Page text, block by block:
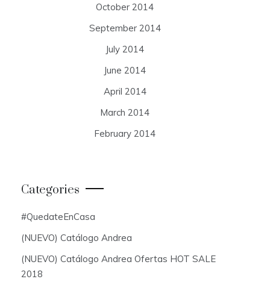
October 2014
September 2014
July 2014
June 2014
April 2014
March 2014
February 2014
Categories
#QuedateEnCasa
(NUEVO) Catálogo Andrea
(NUEVO) Catálogo Andrea Ofertas HOT SALE
2018